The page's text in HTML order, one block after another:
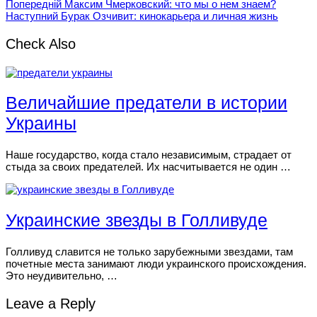
Попередній Максим Чмерковский: что мы о нем знаем?
Наступний Бурак Озчивит: кинокарьера и личная жизнь
Check Also
Величайшие предатели в истории
Украины
Наше государство, когда стало независимым, страдает от
стыда за своих предателей. Их насчитывается не один …
Украинские звезды в Голливуде
Голливуд славится не только зарубежными звездами, там
почетные места занимают люди украинского происхождения.
Это неудивительно, …
Leave a Reply